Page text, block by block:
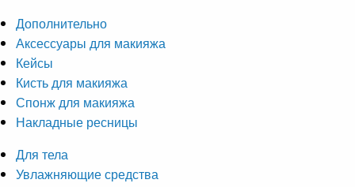
Дополнительно
Аксессуары для макияжа
Кейсы
Кисть для макияжа
Спонж для макияжа
Накладные ресницы
Для тела
Увлажняющие средства